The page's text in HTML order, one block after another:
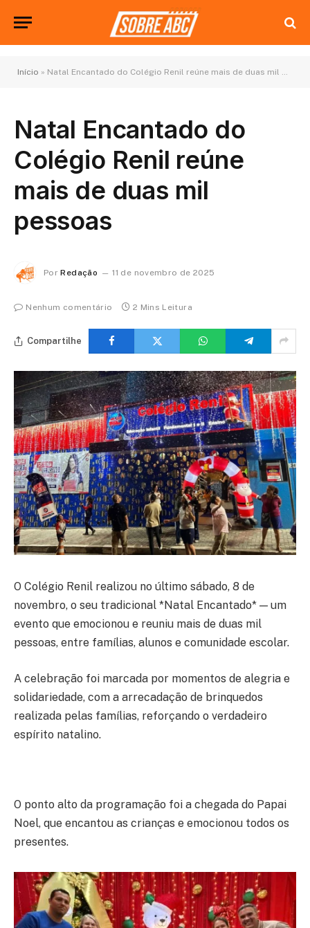
Início » Natal Encantado do Colégio Renil reúne mais de duas mil pessoas
Natal Encantado do
Colégio Renil reúne
mais de duas mil
pessoas
Por Redação 11 de novembro de 2025
Nenhum comentário 2 Mins Leitura
Compartilhe
O Colégio Renil realizou no último sábado, 8 de
novembro, o seu tradicional *Natal Encantado* — um
evento que emocionou e reuniu mais de duas mil
pessoas, entre famílias, alunos e comunidade escolar.
A celebração foi marcada por momentos de alegria e
solidariedade, com a arrecadação de brinquedos
realizada pelas famílias, reforçando o verdadeiro
espírito natalino.
O ponto alto da programação foi a chegada do Papai
Noel, que encantou as crianças e emocionou todos os
presentes.